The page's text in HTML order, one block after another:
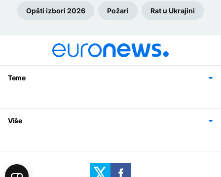
Opšti izbori 2026 Požari Rat u Ukrajini
Teme
Svijet
Sport
Magazin
Više
Politika privatnosti
Uslovi korišćenja